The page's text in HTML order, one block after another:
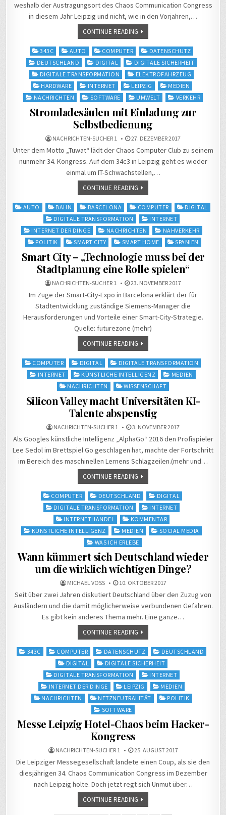
weshalb der Austragungsort des Chaos Communication Congress
in diesem Jahr Leipzig und nicht, wie in den Vorjahren,…
CONTINUE READING
Posted
in
343C AUTO COMPUTER
DATENSCHUTZ
DEUTSCHLAND
DIGITAL
DIGITALE SICHERHEIT
DIGITALE TRANSFORMATION
ELEKTROFAHRZEUG
HARDWARE
INTERNET LEIPZIG
MEDIEN
NACHRICHTEN
SOFTWARE UMWELT VERKEHR
Stromladesäulen mit Einladung zur
Selbstbedienung
NACHRICHTEN-SUCHER 1 27. DEZEMBER 2017
Unter dem Motto „Tuwat“ lädt der Chaos Computer Club zu seinem
nunmehr 34. Kongress. Auf dem 34c3 in Leipzig geht es wieder
einmal um IT-Schwachstellen,…
CONTINUE READING
Posted
AUTO BAHN BARCELONA COMPUTER
DIGITAL
DIGITALE TRANSFORMATION
INTERNET
INTERNET DER DINGE
NACHRICHTEN
NAHVERKEHR
POLITIK
SMART CITY SMART HOME SPANIEN
Smart City – „Technologie muss bei der
Stadtplanung eine Rolle spielen“
NACHRICHTEN-SUCHER 1 23. NOVEMBER 2017
Im Zuge der Smart-City-Expo in Barcelona erklärt der für
Stadtentwicklung zuständige Siemens-Manager die
Herausforderungen und Vorteile einer Smart-City-Strategie.
Quelle: futurezone (mehr)
CONTINUE READING
Posted
COMPUTER DIGITAL
DIGITALE TRANSFORMATION
INTERNET
KÜNSTLICHE INTELLIGENZ
MEDIEN
NACHRICHTEN
WISSENSCHAFT
Silicon Valley macht Universitäten KI-
Talente abspenstig
NACHRICHTEN-SUCHER 1 3. NOVEMBER 2017
Als Googles künstliche Intelligenz „AlphaGo“ 2016 den Profispieler
Lee Sedol im Brettspiel Go geschlagen hat, machte der Fortschritt
im Bereich des maschinellen Lernens Schlagzeilen.(mehr und…
CONTINUE READING
Posted
COMPUTER DEUTSCHLAND
DIGITAL
DIGITALE TRANSFORMATION
INTERNET
INTERNETHANDEL
KOMMENTAR
KÜNSTLICHE INTELLIGENZ
MEDIEN
SOCIAL MEDIA
WAS ICH ERLEBE
Wann kümmert sich Deutschland wieder
um die wirklich wichtigen Dinge?
MICHAEL VOSS 10. OKTOBER 2017
Seit über zwei Jahren diskutiert Deutschland über den Zuzug von
Ausländern und die damit möglicherweise verbundenen Gefahren.
Es gibt kein anderes Thema mehr. Eine ganze…
CONTINUE READING
Posted
343C COMPUTER DATENSCHUTZ
DEUTSCHLAND
DIGITAL
DIGITALE SICHERHEIT
DIGITALE TRANSFORMATION
INTERNET
INTERNET DER DINGE
LEIPZIG
MEDIEN
NACHRICHTEN
NETZNEUTRALITÄT
POLITIK
SOFTWARE
Messe Leipzig Hotel-Chaos beim Hacker-
Kongress
NACHRICHTEN-SUCHER 1 25. AUGUST 2017
Die Leipziger Messegesellschaft landete einen Coup, als sie den
diesjährigen 34. Chaos Communication Congress im Dezember
nach Leipzig holte. Doch jetzt regt sich Unmut über…
CONTINUE READING